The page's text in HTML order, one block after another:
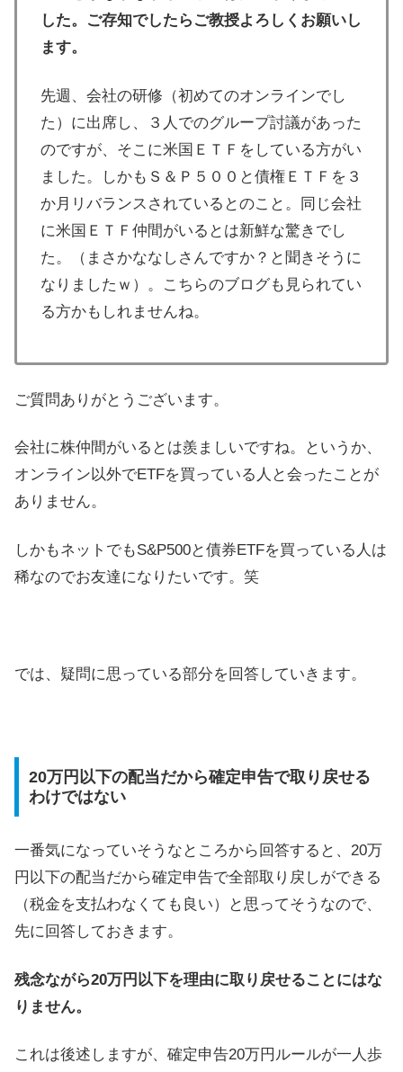
した。ご存知でしたらご教授よろしくお願いし
ます。
先週、会社の研修（初めてのオンラインでし
た）に出席し、３人でのグループ討議があった
のですが、そこに米国ＥＴＦをしている方がい
ました。しかもＳ＆Ｐ５００と債権ＥＴＦを３
か月リバランスされているとのこと。同じ会社
に米国ＥＴＦ仲間がいるとは新鮮な驚きでし
た。（まさかななしさんですか？と聞きそうに
なりましたｗ）。こちらのブログも見られてい
る方かもしれませんね。
ご質問ありがとうございます。
会社に株仲間がいるとは羨ましいですね。というか、
オンライン以外でETFを買っている人と会ったことが
ありません。
しかもネットでもS&P500と債券ETFを買っている人は
稀なのでお友達になりたいです。笑
では、疑問に思っている部分を回答していきます。
20万円以下の配当だから確定申告で取り戻せる
わけではない
一番気になっていそうなところから回答すると、20万
円以下の配当だから確定申告で全部取り戻しができる
（税金を支払わなくても良い）と思ってそうなので、
先に回答しておきます。
残念ながら20万円以下を理由に取り戻せることにはな
りません。
これは後述しますが、確定申告20万円ルールが一人歩